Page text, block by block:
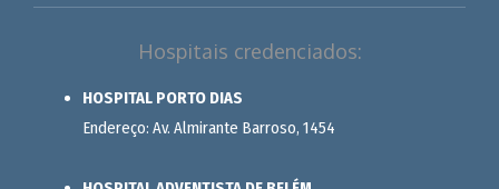
Hospitais credenciados:
HOSPITAL PORTO DIAS
Endereço: Av. Almirante Barroso, 1454